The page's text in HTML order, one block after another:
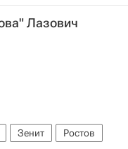
Лазович
Зенит Ростов